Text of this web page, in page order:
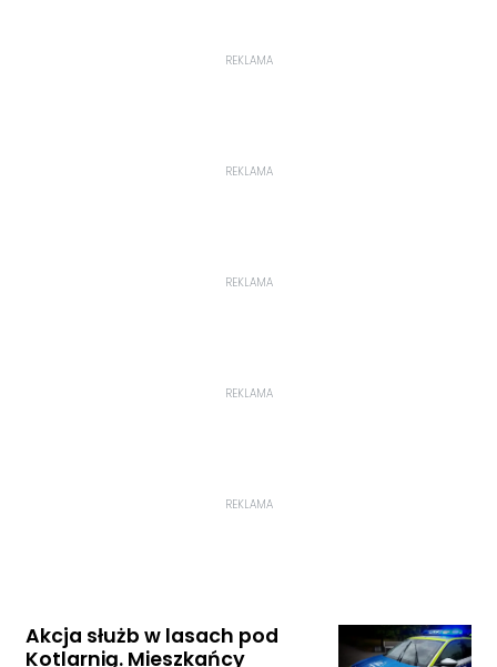
REKLAMA
REKLAMA
REKLAMA
REKLAMA
REKLAMA
Akcja służb w lasach pod
Kotlarnią. Mieszkańcy